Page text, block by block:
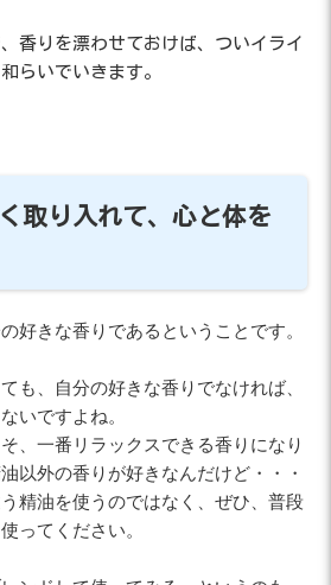
香りを漂わせておけば、ついイライ
らいでいきます。
取り入れて、心と体を
好きな香りであるということです。
も、自分の好きな香りでなければ、
いですよね。
、一番リラックスできる香りになり
以外の香りが好きなんだけど・・・
精油を使うのではなく、ぜひ、普段
ってください。